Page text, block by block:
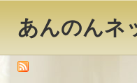
あんのんネ